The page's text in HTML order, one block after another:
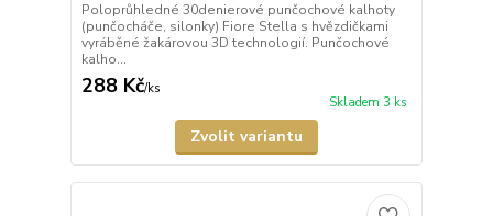
Poloprůhledné 30denierové punčochové kalhoty
(punčocháče, silonky) Fiore Stella s hvězdičkami
vyráběné žakárovou 3D technologií. Punčochové
kalho...
288 Kč/ks
Skladem 3 ks
Zvolit variantu